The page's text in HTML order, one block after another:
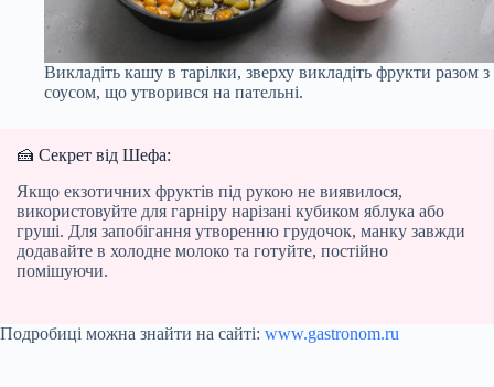
Викладіть кашу в тарілки, зверху викладіть фрукти разом з
соусом, що утворився на пательні.
🍰 Секрет від Шефа:
Якщо екзотичних фруктів під рукою не виявилося,
використовуйте для гарніру нарізані кубиком яблука або
груші. Для запобігання утворенню грудочок, манку завжди
додавайте в холодне молоко та готуйте, постійно
помішуючи.
Подробиці можна знайти на сайті: www.gastronom.ru